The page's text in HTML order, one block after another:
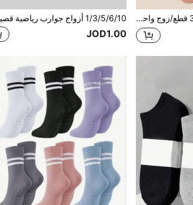
10 قطعة/5 قطع/3 قطع/زوج واحد جوارب يوجا احترافية، مانعة للانزلاق ومريحة، جوارب رياضية للياقة البدنية، جوارب للأرضيات الداخلية، سيليكون مانع للانزلاق، جوارب رقص مفتوحة الظهر قابلة للتنفس. مناسبة للتمارين المنزلية، صالة الألعاب الرياضية، جوارب رياضية للبيلاتس، متوسطة المرونة، عملية، واقية للقدم، جمالية عالية، غير قابلة للتشوه أو التكتل، جوارب بيلاتس
JOD1.00